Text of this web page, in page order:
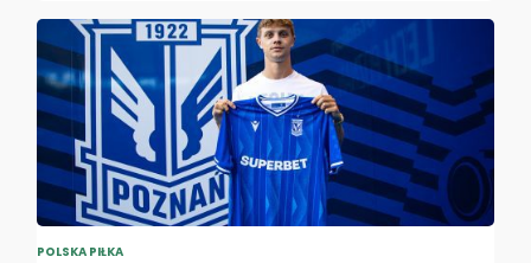
POLSKA PIŁKA